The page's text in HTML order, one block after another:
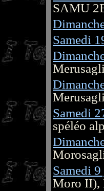
SAMU
Samedi
Samedi
spéléo
Samedi
Moro II),